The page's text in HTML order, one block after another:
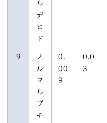
ル
デ
ヒ
ド
9
ノ
ル
マ
ル
ブ
チ
0.
00
9
0.0
3